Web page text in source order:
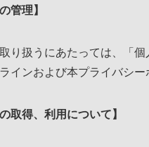
管理】
り扱うにあたっては、「
インおよび本プライバシー
取得、利用について】